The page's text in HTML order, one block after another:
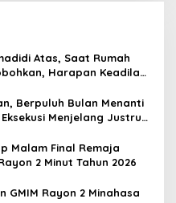
Atas, Saat Rumah
Harapan Keadilan
Berpuluh Bulan Menanti
Menjelang Justru
Malam Final Remaja
2 Minut Tahun 2026
GMIM Rayon 2 Minahasa